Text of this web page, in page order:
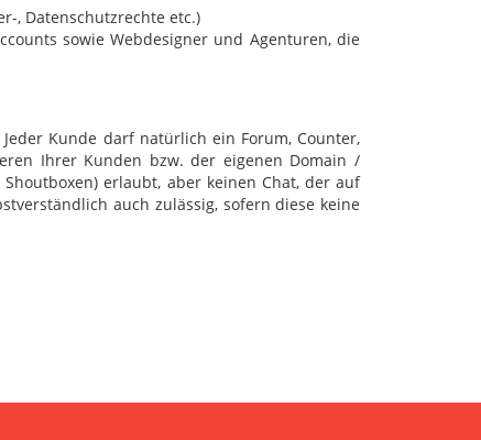
, Datenschutzrechte etc.)
sowie Webdesigner und Agenturen, die
Kunde darf natürlich ein Forum, Counter,
Ihrer Kunden bzw. der eigenen Domain /
erlaubt, aber keinen Chat, der auf
auch zulässig, sofern diese keine